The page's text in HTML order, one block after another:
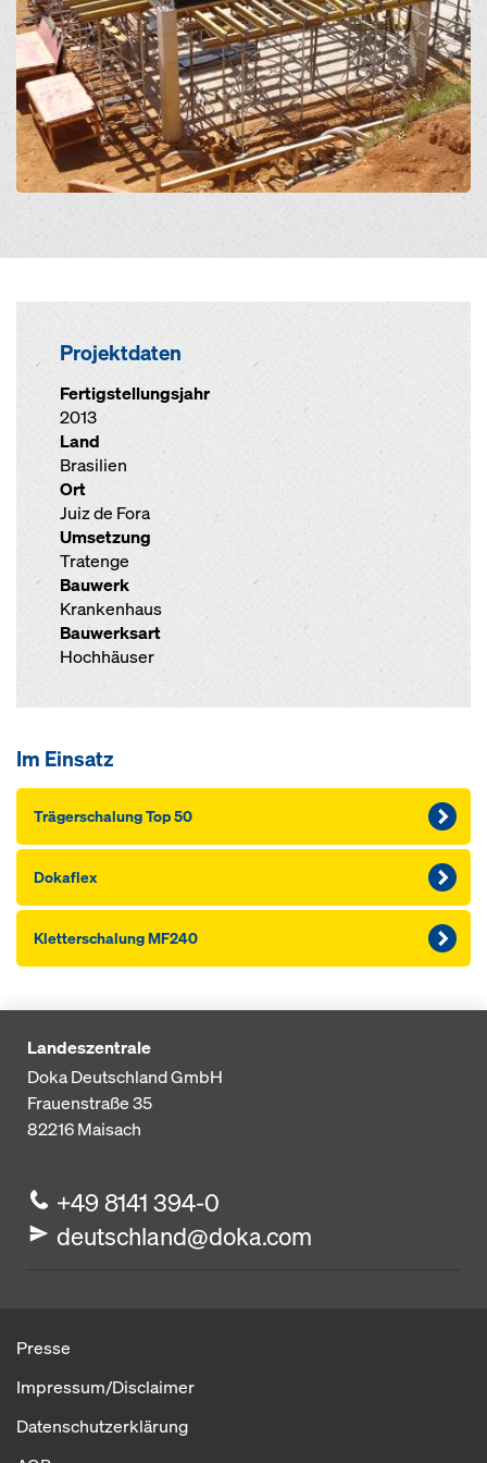
Projektdaten
Fertigstellungsjahr
2013
Land
Brasilien
Ort
Juiz de Fora
Umsetzung
Tratenge
Bauwerk
Krankenhaus
Bauwerksart
Hochhäuser
Im Einsatz
Träger­schalung Top 50
Dokaflex
Kletterschalung MF240
Landeszentrale
Doka Deutschland GmbH
Frauenstraße 35
82216Maisach
+49 8141 394-0
deutschland@doka.com
Presse
Impressum/Disclaimer
Datenschutzerklärung